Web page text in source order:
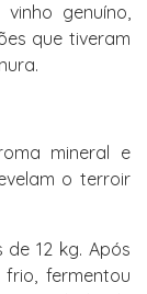
genuíno,
que tiveram
mineral e
o terroir
12 kg. Após
fermentou